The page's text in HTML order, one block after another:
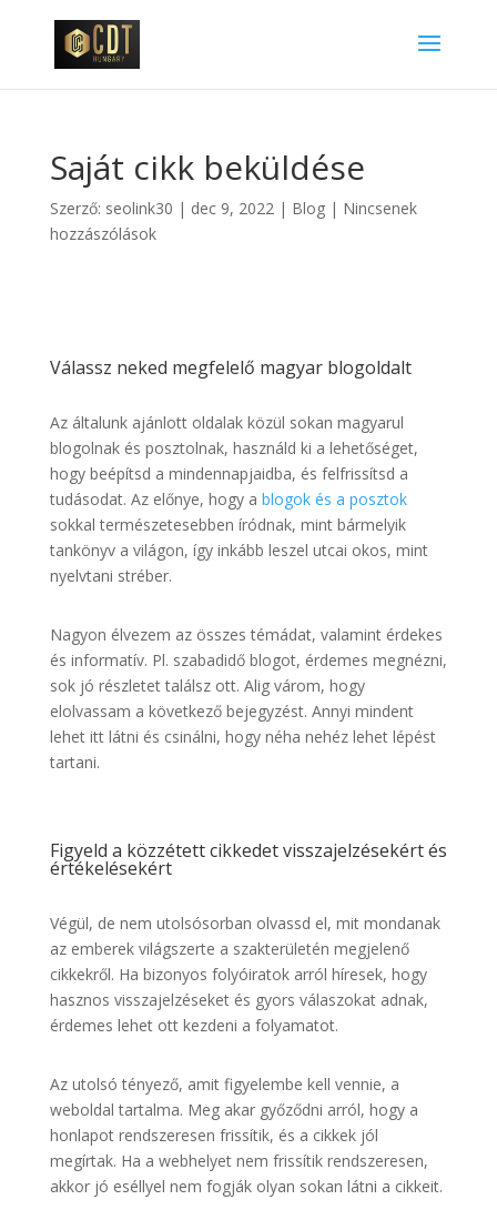
Saját cikk beküldése
Szerző: seolink30 | dec 9, 2022| Blog| Nincsenek
hozzászólások
Válassz neked megfelelő magyar blogoldalt
Az általunk ajánlott oldalak közül sokan magyarul
blogolnak és posztolnak, használd ki a lehetőséget,
hogy beépítsd a mindennapjaidba, és felfrissítsd a
tudásodat. Az előnye, hogy a blogok és a posztok
sokkal természetesebben íródnak, mint bármelyik
tankönyv a világon, így inkább leszel utcai okos, mint
nyelvtani stréber.
Nagyon élvezem az összes témádat, valamint érdekes
és informatív. Pl. szabadidő blogot, érdemes megnézni,
sok jó részletet találsz ott. Alig várom, hogy
elolvassam a következő bejegyzést. Annyi mindent
lehet itt látni és csinálni, hogy néha nehéz lehet lépést
tartani.
Figyeld a közzétett cikkedet visszajelzésekért és
értékelésekért
Végül, de nem utolsósorban olvassd el, mit mondanak
az emberek világszerte a szakterületén megjelenő
cikkekről. Ha bizonyos folyóiratok arról híresek, hogy
hasznos visszajelzéseket és gyors válaszokat adnak,
érdemes lehet ott kezdeni a folyamatot.
Az utolsó tényező, amit figyelembe kell vennie, a
weboldal tartalma. Meg akar győződni arról, hogy a
honlapot rendszeresen frissítik, és a cikkek jól
megírtak. Ha a webhelyet nem frissítik rendszeresen,
akkor jó eséllyel nem fogják olyan sokan látni a cikkeit.